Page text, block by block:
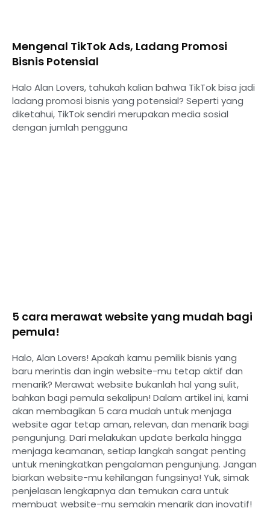
Mengenal TikTok Ads, Ladang Promosi
Bisnis Potensial
Halo Alan Lovers, tahukah kalian bahwa TikTok bisa jadi
ladang promosi bisnis yang potensial? Seperti yang
diketahui, TikTok sendiri merupakan media sosial
dengan jumlah pengguna
5 cara merawat website yang mudah bagi
pemula!
Halo, Alan Lovers! Apakah kamu pemilik bisnis yang
baru merintis dan ingin website-mu tetap aktif dan
menarik? Merawat website bukanlah hal yang sulit,
bahkan bagi pemula sekalipun! Dalam artikel ini, kami
akan membagikan 5 cara mudah untuk menjaga
website agar tetap aman, relevan, dan menarik bagi
pengunjung. Dari melakukan update berkala hingga
menjaga keamanan, setiap langkah sangat penting
untuk meningkatkan pengalaman pengunjung. Jangan
biarkan website-mu kehilangan fungsinya! Yuk, simak
penjelasan lengkapnya dan temukan cara untuk
membuat website-mu semakin menarik dan inovatif!